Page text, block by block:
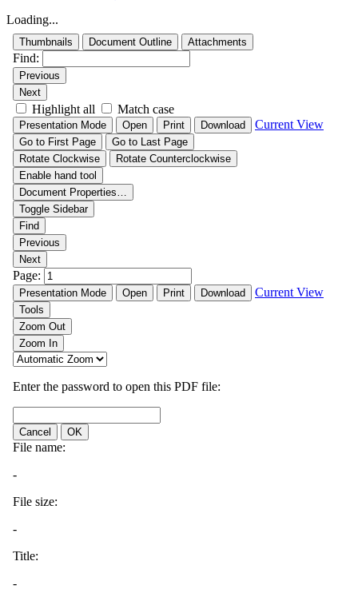
Loading...